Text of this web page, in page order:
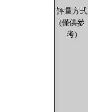
評量方式
(僅供參
考)